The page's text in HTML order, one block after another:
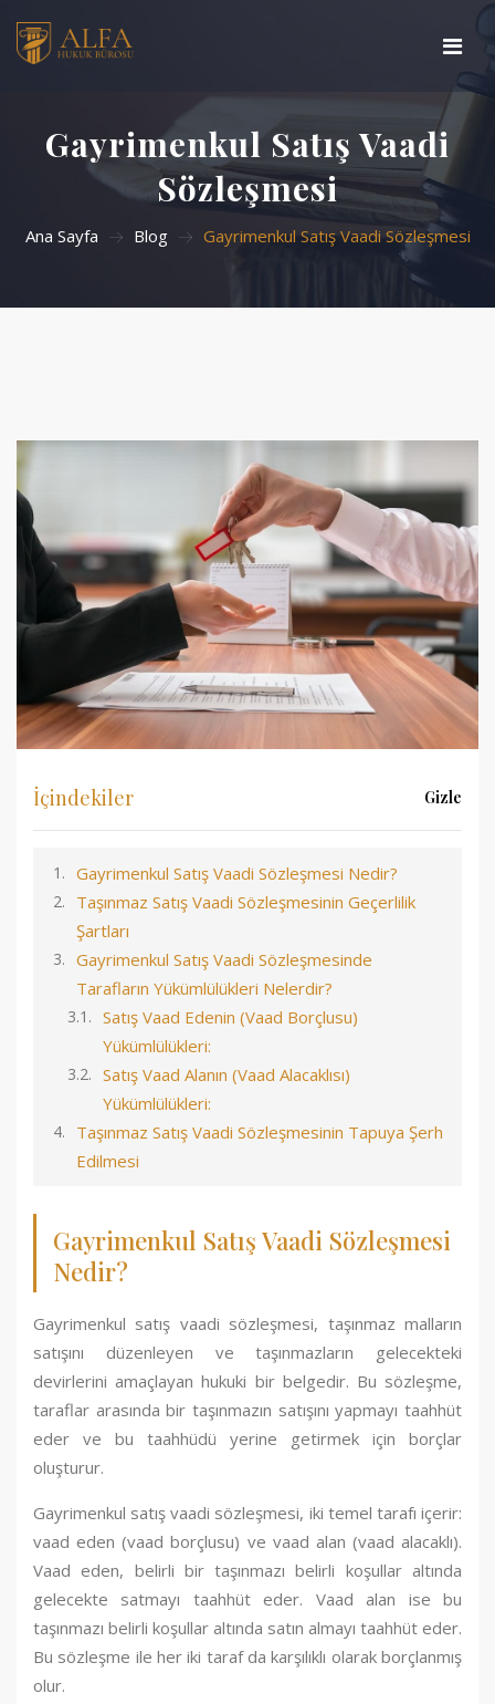
Basında Biz
Çalışma Alanlarımız
Arama
Gayrimenkul Satış Vaadi
Sözleşmesi
Ana Sayfa Blog Gayrimenkul Satış Vaadi Sözleşmesi
İçindekiler Gizle
Gayrimenkul Satış Vaadi Sözleşmesi Nedir?
Taşınmaz Satış Vaadi Sözleşmesinin Geçerlilik
Şartları
Gayrimenkul Satış Vaadi Sözleşmesinde
Tarafların Yükümlülükleri Nelerdir?
Satış Vaad Edenin (Vaad Borçlusu)
Yükümlülükleri:
Satış Vaad Alanın (Vaad Alacaklısı)
Yükümlülükleri:
Taşınmaz Satış Vaadi Sözleşmesinin Tapuya Şerh
Edilmesi
Gayrimenkul Satış Vaadi Sözleşmesi
Nedir?
Gayrimenkul satış vaadi sözleşmesi, taşınmaz malların
satışını düzenleyen ve taşınmazların gelecekteki
devirlerini amaçlayan hukuki bir belgedir. Bu sözleşme,
taraflar arasında bir taşınmazın satışını yapmayı taahhüt
eder ve bu taahhüdü yerine getirmek için borçlar
oluşturur.
Gayrimenkul satış vaadi sözleşmesi, iki temel tarafı içerir:
vaad eden (vaad borçlusu) ve vaad alan (vaad alacaklı).
Vaad eden, belirli bir taşınmazı belirli koşullar altında
gelecekte satmayı taahhüt eder. Vaad alan ise bu
taşınmazı belirli koşullar altında satın almayı taahhüt eder.
Bu sözleşme ile her iki taraf da karşılıklı olarak borçlanmış
olur.